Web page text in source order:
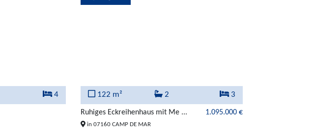
4 122 m² 2 3
Ruhiges Eckreihenhaus mit Me ... 1.095.000 €
in 07160 CAMP DE MAR